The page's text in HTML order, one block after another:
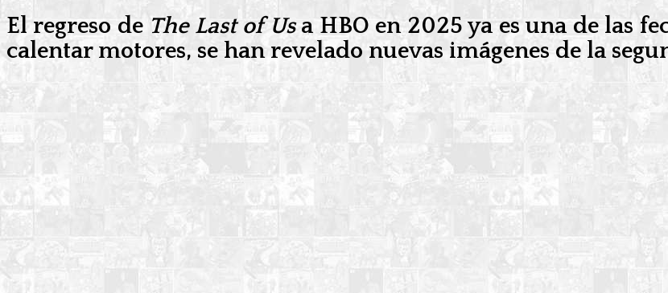
El regreso de The Last of Usa HBO en 2025 ya es una de las
calentar motores, se han revelado nuevas imágenes de la